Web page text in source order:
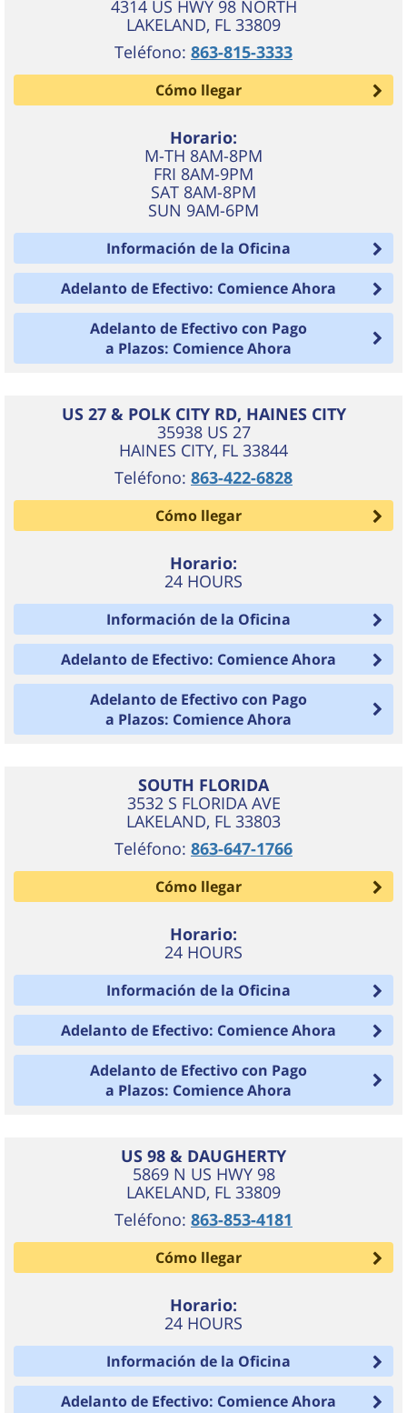
4314 US HWY 98 NORTH
LAKELAND, FL 33809
Teléfono: 863-815-3333
Cómo llegar
Horario:
M-TH 8AM-8PM
FRI 8AM-9PM
SAT 8AM-8PM
SUN 9AM-6PM
Información de la Oficina
Adelanto de Efectivo: Comience Ahora
Adelanto de Efectivo con Pago
a Plazos: Comience Ahora
US 27 & POLK CITY RD, HAINES CITY
35938 US 27
HAINES CITY, FL 33844
Teléfono: 863-422-6828
Cómo llegar
Horario:
24 HOURS
Información de la Oficina
Adelanto de Efectivo: Comience Ahora
Adelanto de Efectivo con Pago
a Plazos: Comience Ahora
SOUTH FLORIDA
3532 S FLORIDA AVE
LAKELAND, FL 33803
Teléfono: 863-647-1766
Cómo llegar
Horario:
24 HOURS
Información de la Oficina
Adelanto de Efectivo: Comience Ahora
Adelanto de Efectivo con Pago
a Plazos: Comience Ahora
US 98 & DAUGHERTY
5869 N US HWY 98
LAKELAND, FL 33809
Teléfono: 863-853-4181
Cómo llegar
Horario:
24 HOURS
Información de la Oficina
Adelanto de Efectivo: Comience Ahora